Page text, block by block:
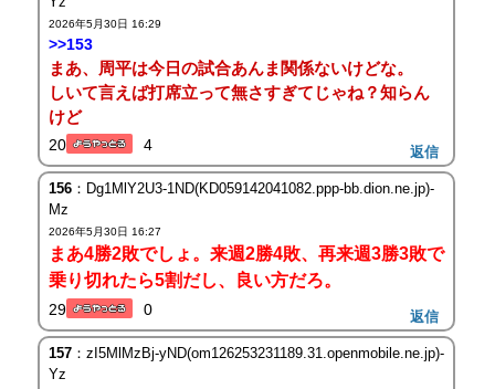
2026年5月30日 16:29
>>153
まあ、周平は今日の試合あんま関係ないけどな。
しいて言えば打席立って無さすぎてじゃね？知らん
けど
20 4 返信
156：Dg1MlY2U3-1ND(KD059142041082.ppp-bb.dion.ne.jp)-
Mz
2026年5月30日 16:27
まあ4勝2敗でしょ。来週2勝4敗、再来週3勝3敗で
乗り切れたら5割だし、良い方だろ。
29 0 返信
157：zI5MlMzBj-yND(om126253231189.31.openmobile.ne.jp)-
Yz